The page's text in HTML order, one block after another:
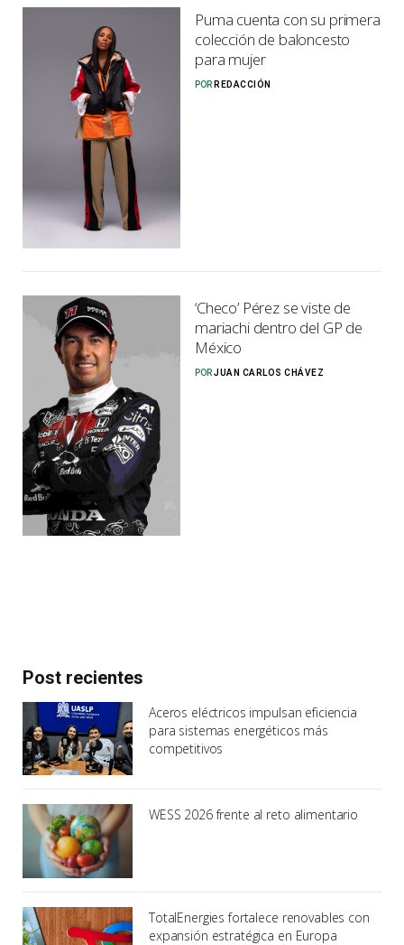
Puma cuenta con su primera
colección de baloncesto
para mujer
POR REDACCIÓN
‘Checo’ Pérez se viste de
mariachi dentro del GP de
México
PORJUAN CARLOS CHÁVEZ
Post recientes
Aceros eléctricos impulsan eficiencia
para sistemas energéticos más
competitivos
WESS 2026 frente al reto alimentario
TotalEnergies fortalece renovables con
expansión estratégica en Europa